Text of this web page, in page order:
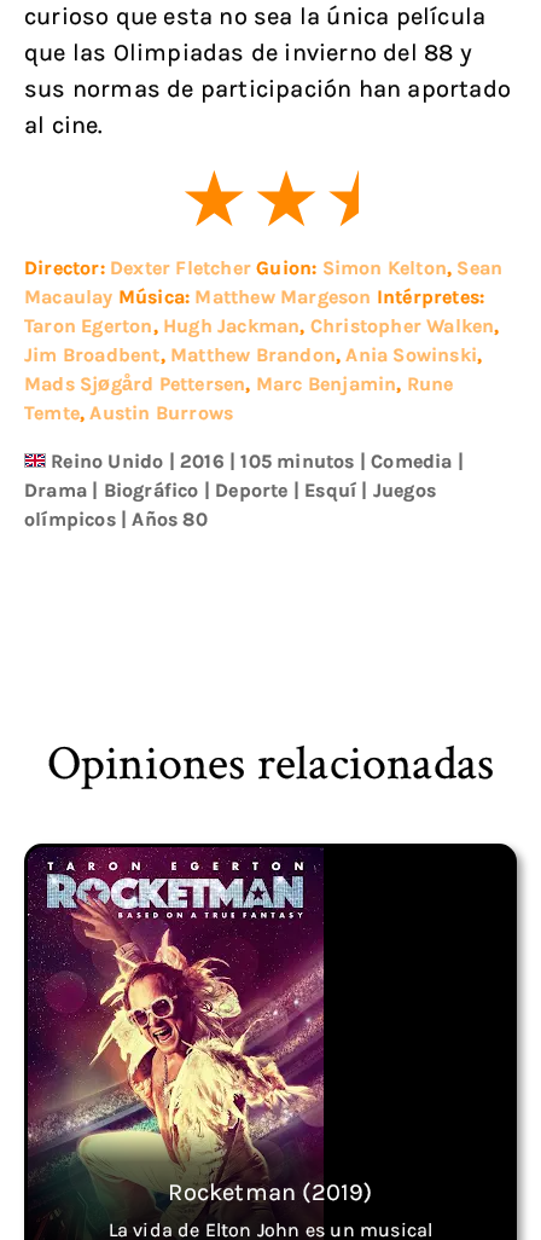
curioso que esta no sea la única película
que las Olimpiadas de invierno del 88 y
sus normas de participación han aportado
al cine.
Director: Dexter Fletcher Guion: Simon Kelton, Sean
Macaulay Música: Matthew Margeson Intérpretes:
Taron Egerton, Hugh Jackman, Christopher Walken,
Jim Broadbent, Matthew Brandon,Ania Sowinski,
Mads Sjøgård Pettersen, Marc Benjamin, Rune
Temte,Austin Burrows
Reino Unido |2016 | 105 minutos |Comedia |
Drama | Biográfico | Deporte | Esquí | Juegos
olímpicos|Años 80
Opiniones relacionadas
Rocketman (2019)
La vida de Elton John es un musical